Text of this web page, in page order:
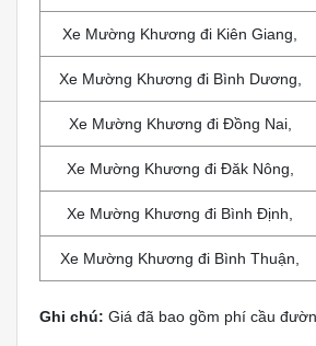
Xe Mường Khương đi Kiên Giang,
Xe Mường Khương đi Bình Dương,
Xe Mường Khương đi Đồng Nai,
Xe Mường Khương đi Đăk Nông,
Xe Mường Khương đi Bình Định,
Xe Mường Khương đi Bình Thuận,
Ghi chú: Giá đã bao gồm phí cầu